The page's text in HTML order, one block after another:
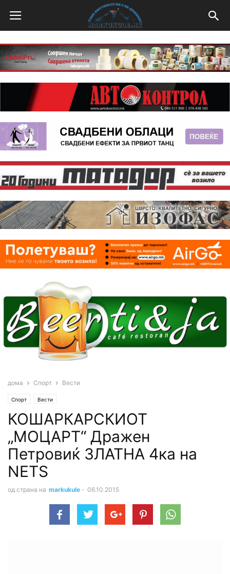
дома Спорт Вести
Спорт Вести
КОШАРКАРСКИОТ
„МОЦАРТ“ Дражен
Петровиќ ЗЛАТНА 4ка на
NETS
од страна на markukule - 06.10.2015